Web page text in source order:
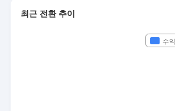
최근 전환 추이